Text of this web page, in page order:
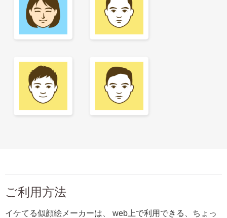
ご利用方法
イケてる似顔絵メーカーは、 web上で利用できる、ちょっ